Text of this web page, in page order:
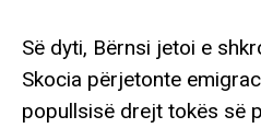
Së dyti, Bërnsi jetoi e
Skocia përjetonte
popullsisë drejt tokës së